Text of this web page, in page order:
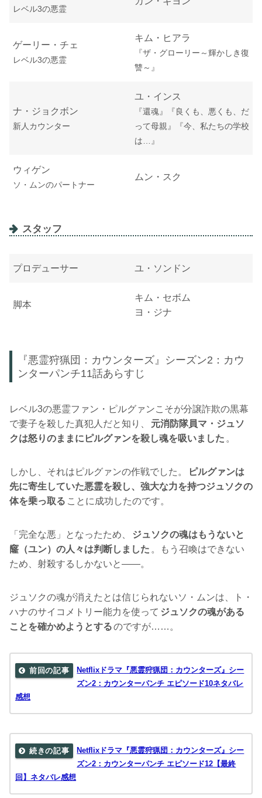
レベル3の悪霊
ゲーリー・チェ
レベル3の悪霊
キム・ヒアラ
『ザ・グローリー～輝かしき復
讐～ 』
ナ・ジョクボン
新人カウンター
ユ・インス
『還魂』『良くも、悪くも、だ
って母親』『今、私たちの学校
は…』
ウィゲン
ソ・ムンのパートナー
ムン・スク
スタッフ
プロデューサー ユ・ソンドン
脚本
キム・セボム
ヨ・ジナ
『悪霊狩猟団：カウンターズ』シーズン2：カウ
ンターパンチ11話あらすじ
レベル3の悪霊ファン・ピルグァンこそが分譲詐欺の黒幕
で妻子を殺した真犯人だと知り、
元消防隊員マ・ジュソ
クは怒りのままにピルグァンを殺し魂を吸いました 。
しかし、それはピルグァンの作戦でした。
ピルグァンは
先に寄生していた悪霊を殺し、強大な力を持つジュソクの
体を乗っ取る ことに成功したのです。
「完全な悪」となったため、
ジュソクの魂はもうないと
窿（ユン）の人々は判断しました 。もう召喚はできない
ため、射殺するしかないと――。
ジュソクの魂が消えたとは信じられないソ・ムンは、ト・
ハナのサイコメトリー能力を使って ジュソクの魂がある
ことを確かめようとするのですが……。
Netflixドラマ『悪霊狩猟団：カウンターズ』シー
ズン2：カウンターパンチ エピソード10ネタバレ
感想
Netflixドラマ『悪霊狩猟団：カウンターズ』シー
ズン2：カウンターパンチ エピソード12【最終
回】ネタバレ感想